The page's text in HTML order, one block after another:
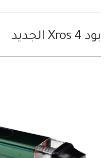
بود Xros 4 الجديد